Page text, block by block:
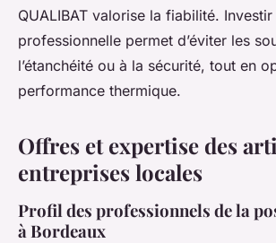
QUALIBAT valorise la fiabilité.
professionnelle permet d’éviter les
l’étanchéité ou à la sécurité, tout en
performance thermique.
Offres et expertise des
entreprises locales
Profil des professionnels de la
à Bordeaux